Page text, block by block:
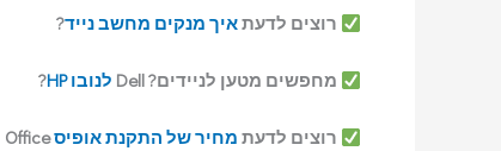
רוצים לדעתאיך מנקים מחשב נייד?
מחפשים מטען לניידים? Dell לנובו HP
?
רוצים לדעת מחיר של התקנת אופיסOffice חדש במחשב ?